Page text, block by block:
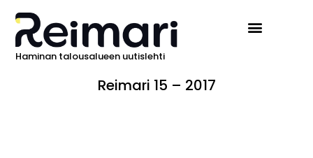
Haminan talousalueen uutislehti
Reimari 15 – 2017